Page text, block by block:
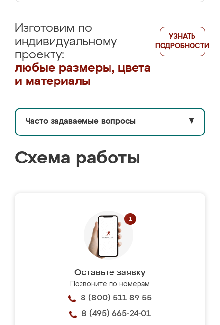
Изготовим по
индивидуальному
проекту:
любые размеры, цвета
и материалы
УЗНАТЬ
ПОДРОБНОСТИ
Часто задаваемые вопросы ▼
Схема работы
Оставьте заявку
Позвоните по номерам
8 (800) 511-89-55
8 (495) 665-24-01